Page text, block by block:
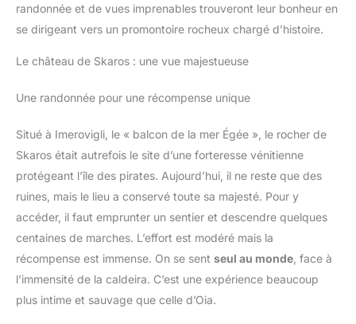
randonnée et de vues imprenables trouveront leur bonheur en
se dirigeant vers un promontoire rocheux chargé d’histoire.
Le château de Skaros : une vue majestueuse
Une randonnée pour une récompense unique
Situé à Imerovigli, le « balcon de la mer Égée », le rocher de
Skaros était autrefois le site d’une forteresse vénitienne
protégeant l’île des pirates. Aujourd’hui, il ne reste que des
ruines, mais le lieu a conservé toute sa majesté. Pour y
accéder, il faut emprunter un sentier et descendre quelques
centaines de marches. L’effort est modéré mais la
récompense est immense. On se sent seul au monde , face à
l’immensité de la caldeira. C’est une expérience beaucoup
plus intime et sauvage que celle d’Oia.